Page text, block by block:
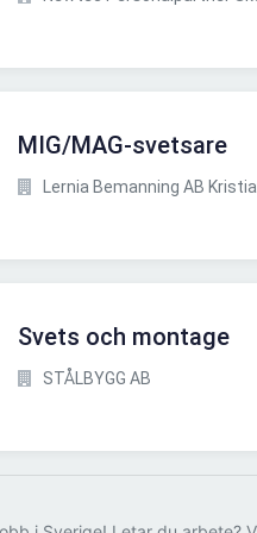
MIG/MAG-svetsare
Lernia Bemanning AB
Svets och montage
STÅLBYGG AB